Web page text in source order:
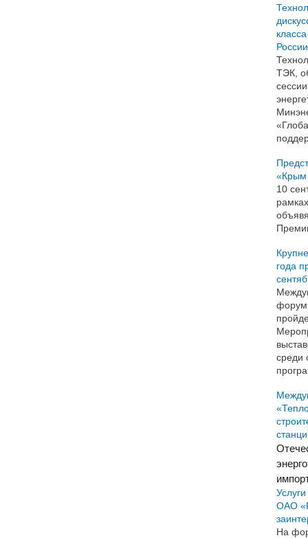
России
ТЭК,
«Крым
10
года
форум
среди
ОАО
На